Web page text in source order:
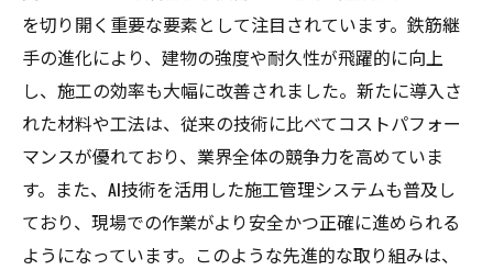
を切り開く重要な要素として注目されています。鉄筋継
手の進化により、建物の強度や耐久性が飛躍的に向上
し、施工の効率も大幅に改善されました。新たに導入さ
れた材料や工法は、従来の技術に比べてコストパフォー
マンスが優れており、業界全体の競争力を高めていま
す。また、AI技術を活用した施工管理システムも普及し
ており、現場での作業がより安全かつ正確に進められる
ようになっています。このような先進的な取り組みは、